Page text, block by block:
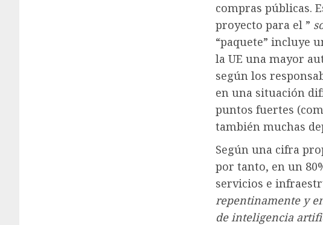
compras públicas.
proyecto para el ”
“paquete” incluye
la UE una mayor
según los
en una situación
puntos fuertes
también muchas
Según una cifra
por tanto, en un
servicios e
repentinamente y
de inteligencia